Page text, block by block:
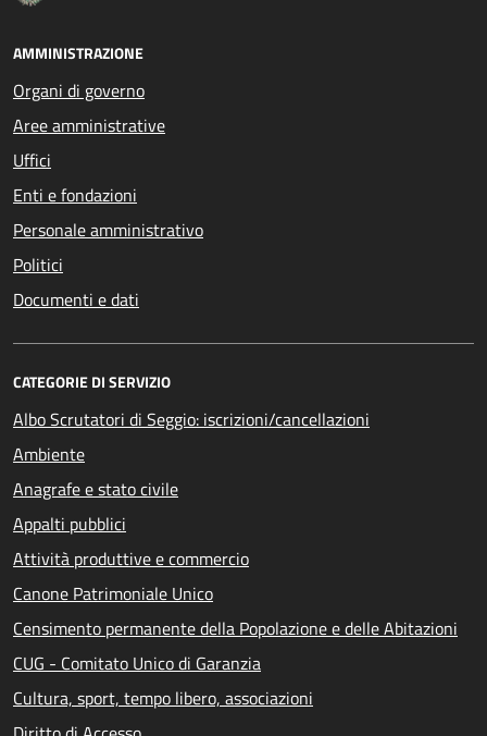
AMMINISTRAZIONE
Organi di governo
Aree amministrative
Uffici
Enti e fondazioni
Personale amministrativo
Politici
Documenti e dati
CATEGORIE DI SERVIZIO
Albo Scrutatori di Seggio: iscrizioni/cancellazioni
Ambiente
Anagrafe e stato civile
Appalti pubblici
Attività produttive e commercio
Canone Patrimoniale Unico
Censimento permanente della Popolazione e delle Abitazioni
CUG - Comitato Unico di Garanzia
Cultura, sport, tempo libero, associazioni